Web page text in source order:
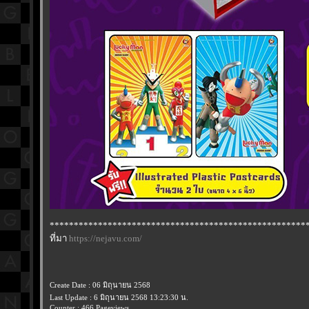
ที่มา https://nejavu.com/
Create Date : 06 มิถุนายน 2568
Last Update : 6 มิถุนายน 2568 13:23:30 น.